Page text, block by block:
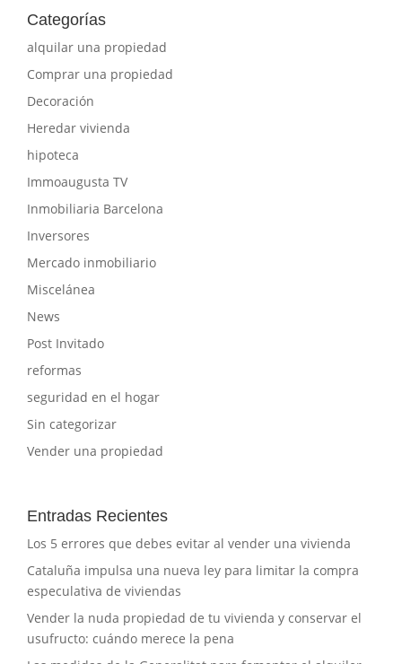
Categorías
alquilar una propiedad
Comprar una propiedad
Decoración
Heredar vivienda
hipoteca
Immoaugusta TV
Inmobiliaria Barcelona
Inversores
Mercado inmobiliario
Miscelánea
News
Post Invitado
reformas
seguridad en el hogar
Sin categorizar
Vender una propiedad
Entradas Recientes
Los 5 errores que debes evitar al vender una vivienda
Cataluña impulsa una nueva ley para limitar la compra
especulativa de viviendas
Vender la nuda propiedad de tu vivienda y conservar el
usufructo: cuándo merece la pena